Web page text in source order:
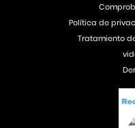
Política de
Tratamiento